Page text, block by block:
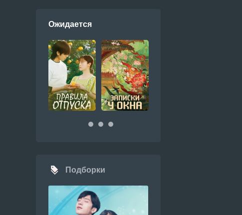
Ожидается
Подборки